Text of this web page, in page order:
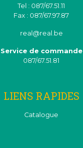
Tel : 087/67.51.11
Fax : 087/67.97.87
real@real.be
Service de commande
087/67.51.81
LIENS RAPIDES
Catalogue